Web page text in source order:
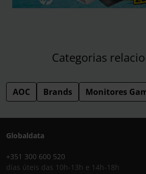
Categorias
AOC Brands Monitores
Globaldata
+351 300 600 520
dias úteis das 10h-13h e 14h-18h